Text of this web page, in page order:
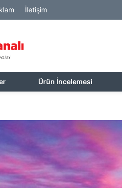
İletişim
Ürün İncelemesi